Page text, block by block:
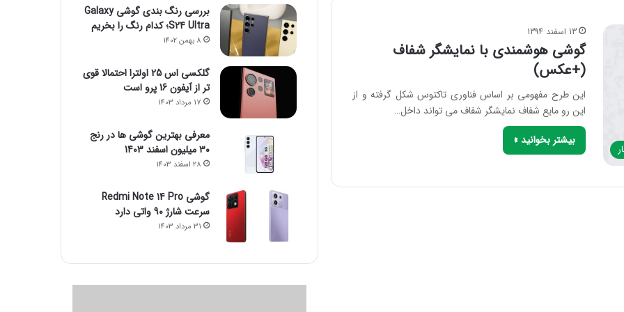
13 اسفند 1394
گوشی هوشمندی با نمایشگر شفاف
(+عکس)
این طرح مفهومی بر اساس فناوری تاکتوس شکل گرفته و از
این رو مایع شفاف نمایشگر شفاف می تواند داخل…
بیشتر بخوانید »
بررسی رنگ بندی گوشی Galaxy
S24 Ultra؛ کدام رنگ را بخریم
8 بهمن 1402
گلکسی اس 25 اولترا احتمالا قوی
تر از آیفون 16 پرو است
17 مرداد 1403
معرفی بهترین گوشی ها در رنج
۳۰ میلیون اسفند 1403
28 اسفند 1403
گوشی Redmi Note 14 Pro
سرعت شارژ 90 واتی دارد
31 مرداد 1403